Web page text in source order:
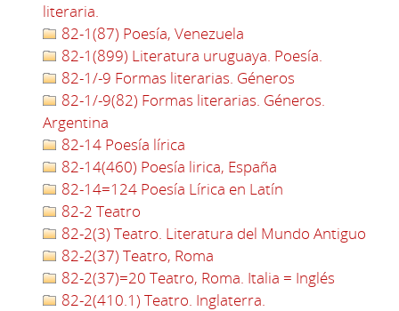
literaria.
82-1(87) Poesía, Venezuela
82-1(899) Literatura uruguaya. Poesía.
82-1/-9 Formas literarias. Géneros
82-1/-9(82) Formas literarias. Géneros.
Argentina
82-14 Poesía lírica
82-14(460) Poesía lirica, España
82-14=124 Poesía Lírica en Latín
82-2 Teatro
82-2(3) Teatro. Literatura del Mundo Antiguo
82-2(37) Teatro, Roma
82-2(37)=20 Teatro, Roma. Italia = Inglés
82-2(410.1) Teatro. Inglaterra.